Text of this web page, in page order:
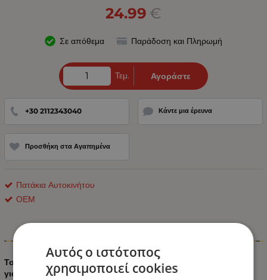
24.99 €
Σε απόθεμα Παράδοση και Πληρωμή
Τεμ. Αγοράστε
+30 2112343040 Κάντε μια έρευνα
Προσθήκη στα Αγαπημένα
Πατάκια Αυτοκινήτου
ΟΕΜ
Το ελαστικό χαλάκι πορτμπαγκάζ DeluxeBoss είναι ατομικό
για διαφορετικά μοντέλα αυτοκινήτων.
Αυτός ο ιστότοπος
χρησιμοποιεί cookies